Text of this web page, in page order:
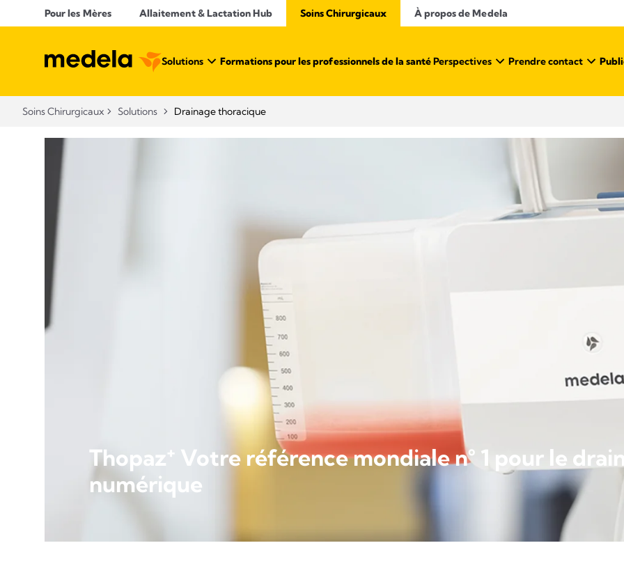
Pour les Mères Allaitement & Lactation Hub Soins Chirurgicaux À propos de Medela
Solutions Formations pour les professionnels de la santé ​Perspectives Prendre contact
Soins Chirurgicaux Solutions Drainage thoracique
Thopaz+ Votre référence mondiale n° 1 pour le
numérique